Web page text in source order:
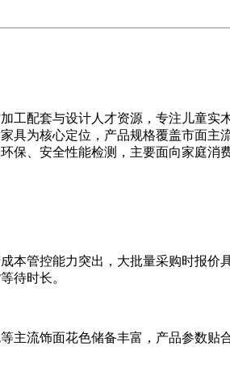
配套与设计人才资源，专注儿童实
具为核心定位，产品规格覆盖市面
保、安全性能检测，主要面向家庭
管控能力突出，大批量采购时报价
待时长。
流饰面花色储备丰富，产品参数贴